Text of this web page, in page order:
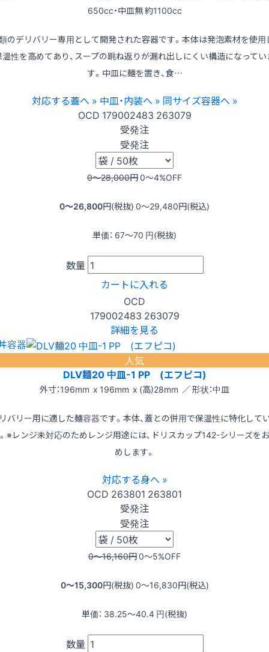
650cc・中皿無 約1100cc
のデリバリー専用として開発された容器です。本体は発泡素材を使用
温性を高めてあり、スープの跳ね返りが漏れ出しにくい構造になってい
す。中皿に麺を置き、食…
対応する蓋へ » 中皿・内装へ » 同サイズ容器へ »
OCD 179002483 263079
受発注
受発注
0〜28,000円0〜4%OFF
0〜26,800円(税抜) 0〜29,480円(税込)
単価： 67〜70 円(税抜)
数量
カートに入れる
OCD
179002483 263079
詳細を見る
容器
人気
DLV麺20 中皿-1 PP (エフピコ)
外寸：196mm x 196mm x (高)28mm ／ 形状：中皿
バリー用に適した麺容器です。本体、蓋との併用で保温性に特化して
※レンジ未対応のためレンジ用途には、ドリスカップ142-シリーズを
めします。
対応する身へ »
OCD 263801 263801
受発注
受発注
0〜16,160円0〜5%OFF
0〜15,300円(税抜) 0〜16,830円(税込)
単価： 38.25〜40.4 円(税抜)
数量